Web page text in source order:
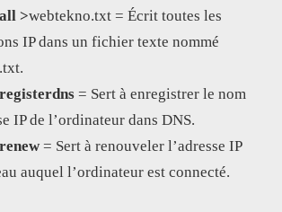
>webtekno.txt = Écrit toutes les
IP dans un fichier texte nommé
= Sert à enregistrer le nom
IP de l’ordinateur dans DNS.
= Sert à renouveler l’adresse IP
auquel l’ordinateur est connecté.